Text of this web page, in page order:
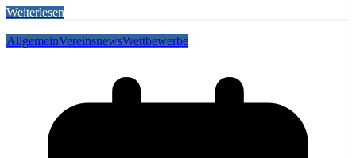
Weiterlesen
AllgemeinVereinsnewsWettbewerbe